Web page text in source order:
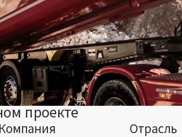
проекте
Компания Отрасль